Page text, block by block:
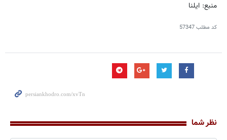
منبع: ایلنا
کد مطلب57347
نظر شما